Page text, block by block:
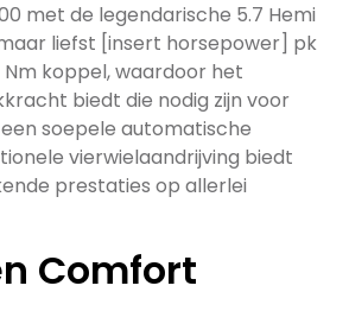
met de legendarische 5.7 Hemi
liefst [insert horsepower] pk
koppel, waardoor het
biedt die nodig zijn voor
soepele automatische
vierwielaandrijving biedt
prestaties op allerlei
Comfort